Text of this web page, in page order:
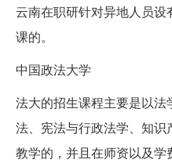
云南在职研针对异地人员
课的。
中国政法大学
法大的招生课程主要是以
法、宪法与行政法学、知
教学的，并且在师资以及